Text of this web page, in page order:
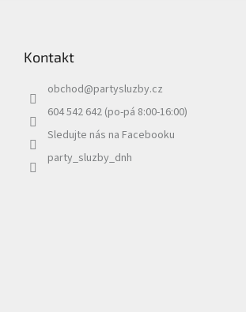
Kontakt
obchod@partysluzby.cz
604 542 642 (po-pá 8:00-16:00)
Sledujte nás na Facebooku
party_sluzby_dnh